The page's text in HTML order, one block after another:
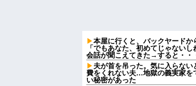
本屋に行くと、バックヤードか
「でもあなた、初めてじゃない
会話が聞こえてきた→すると・・
夫が首を吊った。気に入らな
費をくれない夫…地獄の義実家
い秘密があった